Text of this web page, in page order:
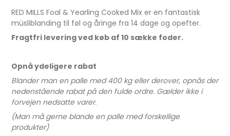
RED MILLS Foal & Yearling Cooked Mix er en fantastisk
müsliblanding til føl og åringe fra 14 dage og opefter.
Fragtfri levering ved køb af 10 sække foder.
Opnå ydeligere rabat
Blander man en palle med 400 kg eller derover, opnås der
nedenstående rabat på den fulde ordre. Gælder ikke i
forvejen nedsatte varer.
(Man må gerne blande en palle med forskellige
produkter)